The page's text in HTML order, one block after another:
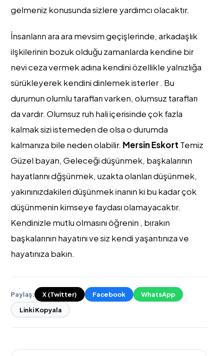
gelmeniz konusunda sizlere yardımcı olacaktır.
İnsanların ara ara mevsim geçişlerinde, arkadaşlık
ilşkilerinin bozuk olduğu zamanlarda kendine bir
nevi ceza vermek adına kendini özellikle yalnızlığa
sürükleyerek kendini dinlemek isterler . Bu
durumun olumlu tarafları varken, olumsuz tarafları
da vardır. Olumsuz ruh hali içerisinde çok fazla
kalmak sizi istemeden de olsa o durumda
kalmanıza bile neden olabilir. Mersin Eskort Temiz
Güzel bayan, Geleceği düşünmek, başkalarının
hayatlarını dğşünmek, uzakta olanları düşünmek,
yakınınızdakileri düşünmek inanın ki bu kadar çok
düşünmenin kimseye faydası olamayacaktır.
Kendinizle mutlu olmasını öğrenin , bırakın
başkalarının hayatını ve siz kendi yaşantınıza ve
hayatınıza bakın.
Paylaş: X (Twitter) Facebook
WhatsApp
Linki Kopyala